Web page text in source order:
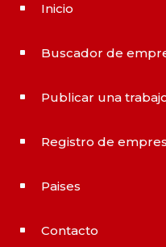
^ Inicio
^ Buscador de
^ Publicar una
^ Registro de
^ Paises
^ Contacto